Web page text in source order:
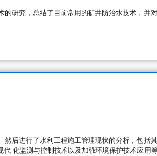
研究，总结了目前常用的矿井防治水技术，并
后进行了水利工程施工管理现状的分析，包括
化监测与控制技术以及加强环境保护技术应用